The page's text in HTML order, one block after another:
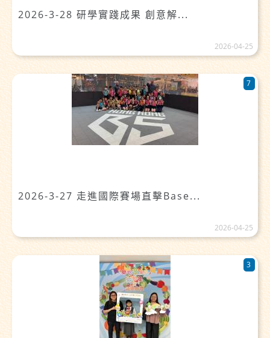
2026-3-28 研學實踐成果 創意解...
2026-04-25
2026-3-27 走進國際賽場直擊Base...
7
2026-04-25
3